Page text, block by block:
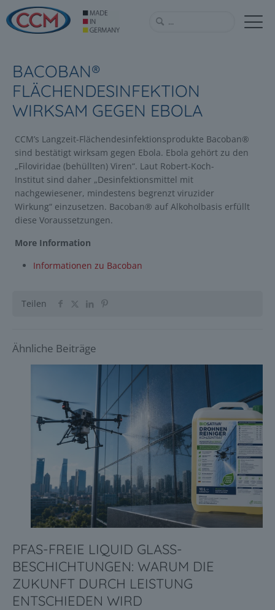
BACOBAN®
FLÄCHENDESINFEKTION
WIRKSAM GEGEN EBOLA
CCM’s Langzeit-Flächendesinfektionsprodukte Bacoban®
sind bestätigt wirksam gegen Ebola. Ebola gehört zu den
„Filoviridae (behüllten) Viren“. Laut Robert-Koch-
Institut sind daher „Desinfektionsmittel mit
nachgewiesener, mindestens begrenzt viruzider
Wirkung“ einzusetzen. Bacoban® auf Alkoholbasis erfüllt
diese Voraussetzungen.
More Information
Informationen zu Bacoban
Teilen
Ähnliche Beiträge
PFAS-FREIE LIQUID GLASS-
BESCHICHTUNGEN: WARUM DIE
ZUKUNFT DURCH LEISTUNG
ENTSCHIEDEN WIRD